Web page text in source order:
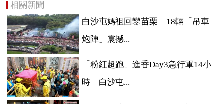
相關新聞
白沙屯媽祖回鑾苗栗 18輛「吊車
炮陣」震撼...
「粉紅超跑」進香Day3急行軍14小
時 白沙屯...